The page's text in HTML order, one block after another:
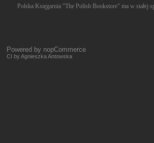
Polska Księgarnia "The Polish Bookstore" ma w stałej
Powered by nopCommerce
CI by Agnieszka Antowska